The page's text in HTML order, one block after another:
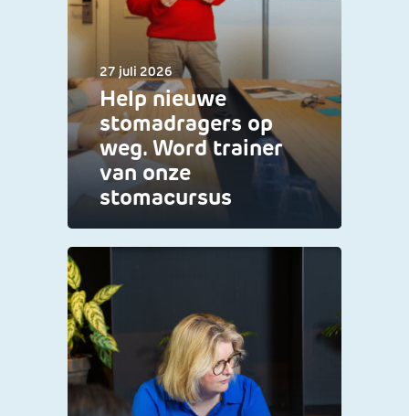
27 juli 2026
Help nieuwe
stomadragers op
weg. Word trainer
van onze
stomacursus